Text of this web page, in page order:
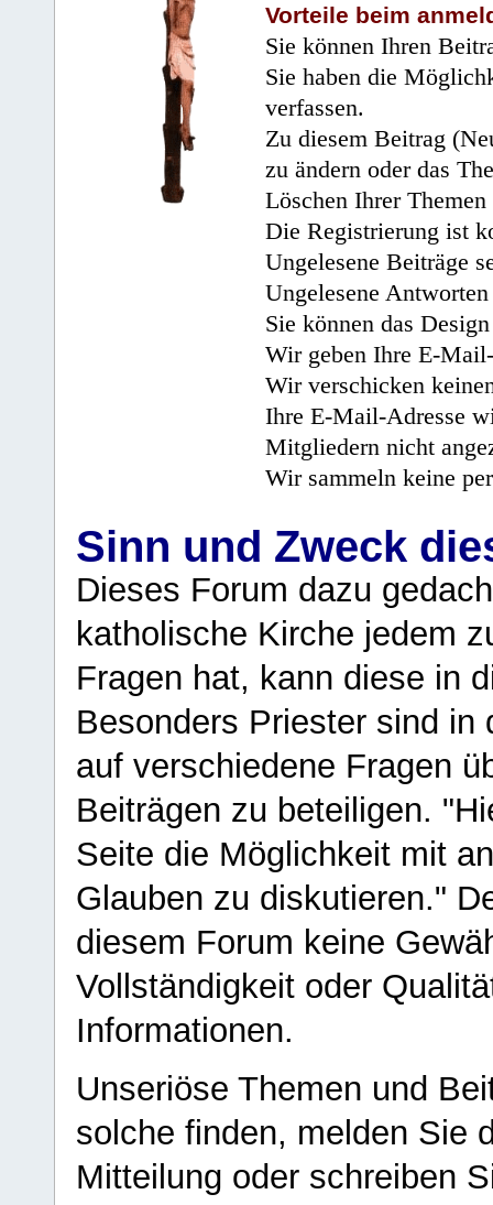
Vorteile beim
Sie können Ihren
Sie haben die
verfassen.
Zu diesem Beitrag
zu ändern oder das
Löschen Ihrer
Die Registrierung ist
Ungelesene Beiträge
Ungelesene
Sie können das
Wir geben Ihre E-
Wir verschicken
Ihre E-Mail-Adresse
Mitgliedern nicht
Wir sammeln keine
Sinn und Zweck
Dieses Forum dazu
katholische Kirche jedem
Fragen hat, kann diese in
Besonders Priester sind in
auf verschiedene Fragen
Beiträgen zu beteiligen.
Seite die Möglichkeit mit
Glauben zu diskutieren."
diesem Forum keine
Vollständigkeit oder
Informationen.
Unseriöse Themen und
solche finden, melden Sie
Mitteilung oder schreiben